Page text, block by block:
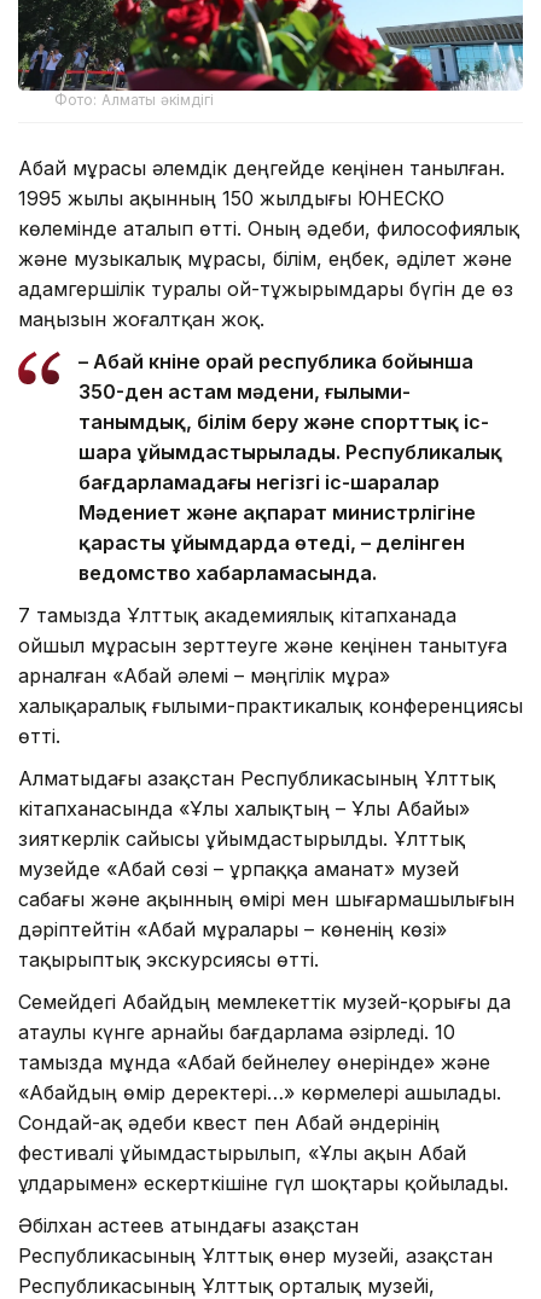
Фото: Алматы әкімдігі
Абай мұрасы әлемдік деңгейде кеңінен танылған.
1995 жылы ақынның 150 жылдығы ЮНЕСКО
көлемінде аталып өтті. Оның әдеби, философиялық
және музыкалық мұрасы, білім, еңбек, әділет және
адамгершілік туралы ой-тұжырымдары бүгін де өз
маңызын жоғалтқан жоқ.
– Абай күніне орай республика бойынша
350-ден астам мәдени, ғылыми-
танымдық, білім беру және спорттық іс-
шара ұйымдастырылады. Республикалық
бағдарламадағы негізгі іс-шаралар
Мәдениет және ақпарат министрлігіне
қарасты ұйымдарда өтеді, – делінген
ведомство хабарламасында.
7 тамызда Ұлттық академиялық кітапханада
ойшыл мұрасын зерттеуге және кеңінен танытуға
арналған «Абай әлемі – мәңгілік мұра»
халықаралық ғылыми-практикалық конференциясы
өтті.
Алматыдағы Қазақстан Республикасының Ұлттық
кітапханасында «Ұлы халықтың – Ұлы Абайы»
зияткерлік сайысы ұйымдастырылды. Ұлттық
музейде «Абай сөзі – ұрпаққа аманат» музей
сабағы және ақынның өмірі мен шығармашылығын
дәріптейтін «Абай мұралары – көненің көзі»
тақырыптық экскурсиясы өтті.
Семейдегі Абайдың мемлекеттік музей-қорығы да
атаулы күнге арнайы бағдарлама әзірледі. 10
тамызда мұнда «Абай бейнелеу өнерінде» және
«Абайдың өмір деректері…» көрмелері ашылады.
Сондай-ақ әдеби квест пен Абай әндерінің
фестивалі ұйымдастырылып, «Ұлы ақын Абай
ұлдарымен» ескерткішіне гүл шоқтары қойылады.
Әбілхан Қастеев атындағы Қазақстан
Республикасының Ұлттық өнер музейі, Қазақстан
Республикасының Ұлттық орталық музейі,